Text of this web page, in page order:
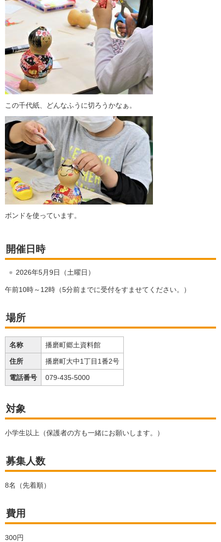
この千代紙、どんなふうに切ろうかなぁ。
ボンドを使っています。
開催日時
2026年5月9日（土曜日）
午前10時～12時（5分前までに受付をすませてください。）
場所
名称 播磨町郷土資料館
住所 播磨町大中1丁目1番2号
電話番号 079-435-5000
対象
小学生以上（保護者の方も一緒にお願いします。）
募集人数
8名（先着順）
費用
300円